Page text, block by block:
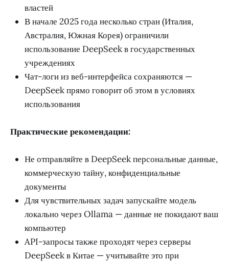
властей
В начале 2025 года несколько стран (Италия,
Австралия, Южная Корея) ограничили
использование DeepSeek в государственных
учреждениях
Чат-логи из веб-интерфейса сохраняются —
DeepSeek прямо говорит об этом в условиях
использования
Практические рекомендации:
Не отправляйте в DeepSeek персональные данные,
коммерческую тайну, конфиденциальные
документы
Для чувствительных задач запускайте модель
локально через Ollama — данные не покидают ваш
компьютер
API-запросы также проходят через серверы
DeepSeek в Китае — учитывайте это при